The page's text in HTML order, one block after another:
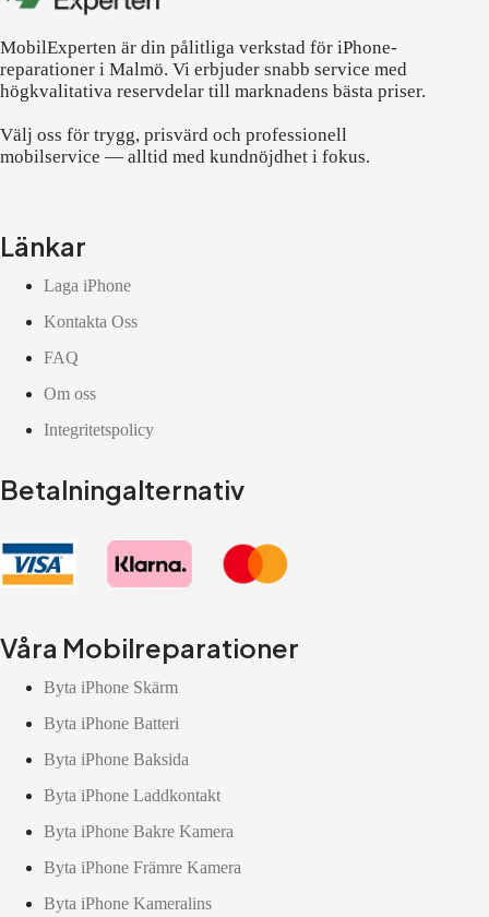
MobilExperten är din pålitliga verkstad för iPhone-
reparationer i Malmö. Vi erbjuder snabb service med
högkvalitativa reservdelar till marknadens bästa priser.
Välj oss för trygg, prisvärd och professionell
mobilservice — alltid med kundnöjdhet i fokus.
Länkar
Laga iPhone
Kontakta Oss
FAQ
Om oss
Integritetspolicy
Betalningalternativ
Våra Mobilreparationer
Byta iPhone Skärm
Byta iPhone Batteri
Byta iPhone Baksida
Byta iPhone Laddkontakt
Byta iPhone Bakre Kamera
Byta iPhone Främre Kamera
Byta iPhone Kameralins